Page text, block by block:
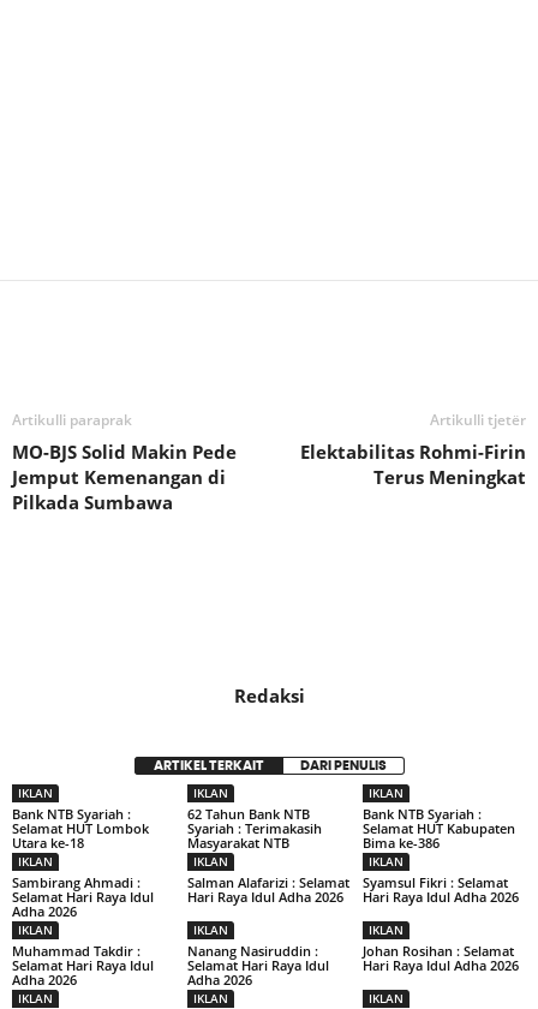
Artikulli paraprak
MO-BJS Solid Makin Pede
Jemput Kemenangan di
Pilkada Sumbawa
Artikulli tjetër
Elektabilitas Rohmi-Firin
Terus Meningkat
Redaksi
ARTIKEL TERKAIT DARI PENULIS
IKLAN
Bank NTB Syariah :
Selamat HUT Lombok
Utara ke-18
IKLAN
62 Tahun Bank NTB
Syariah : Terimakasih
Masyarakat NTB
IKLAN
Bank NTB Syariah :
Selamat HUT Kabupaten
Bima ke-386
IKLAN
Sambirang Ahmadi :
Selamat Hari Raya Idul
Adha 2026
IKLAN
Salman Alafarizi : Selamat
Hari Raya Idul Adha 2026
IKLAN
Syamsul Fikri : Selamat
Hari Raya Idul Adha 2026
IKLAN
Muhammad Takdir :
Selamat Hari Raya Idul
Adha 2026
IKLAN
Nanang Nasiruddin :
Selamat Hari Raya Idul
Adha 2026
IKLAN
Johan Rosihan : Selamat
Hari Raya Idul Adha 2026
IKLAN IKLAN IKLAN